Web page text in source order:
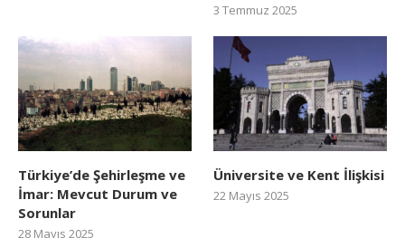
3 Temmuz 2025
Türkiye’de Şehirleşme ve
İmar: Mevcut Durum ve
Sorunlar
28 Mayıs 2025
Üniversite ve Kent İlişkisi
22 Mayıs 2025